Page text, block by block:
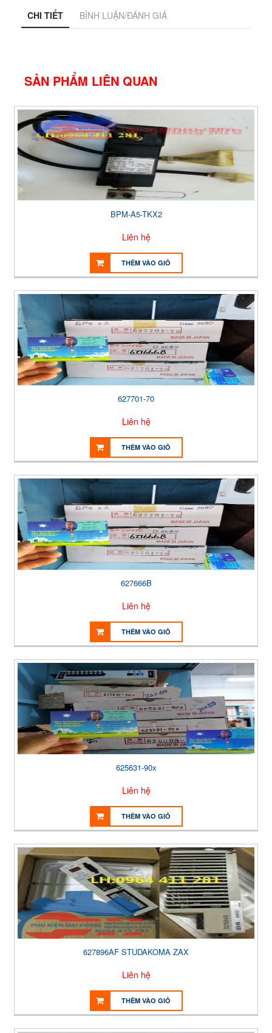
CHI TIẾT BÌNH LUẬN/ĐÁNH GIÁ
SẢN PHẨM LIÊN QUAN
BPM-A5-TKX2
Liên hệ
THÊM VÀO GIỎ
627701-70
Liên hệ
THÊM VÀO GIỎ
627666B
Liên hệ
THÊM VÀO GIỎ
625631-90x
Liên hệ
THÊM VÀO GIỎ
627896AF STUDAKOMA ZAX
Liên hệ
THÊM VÀO GIỎ